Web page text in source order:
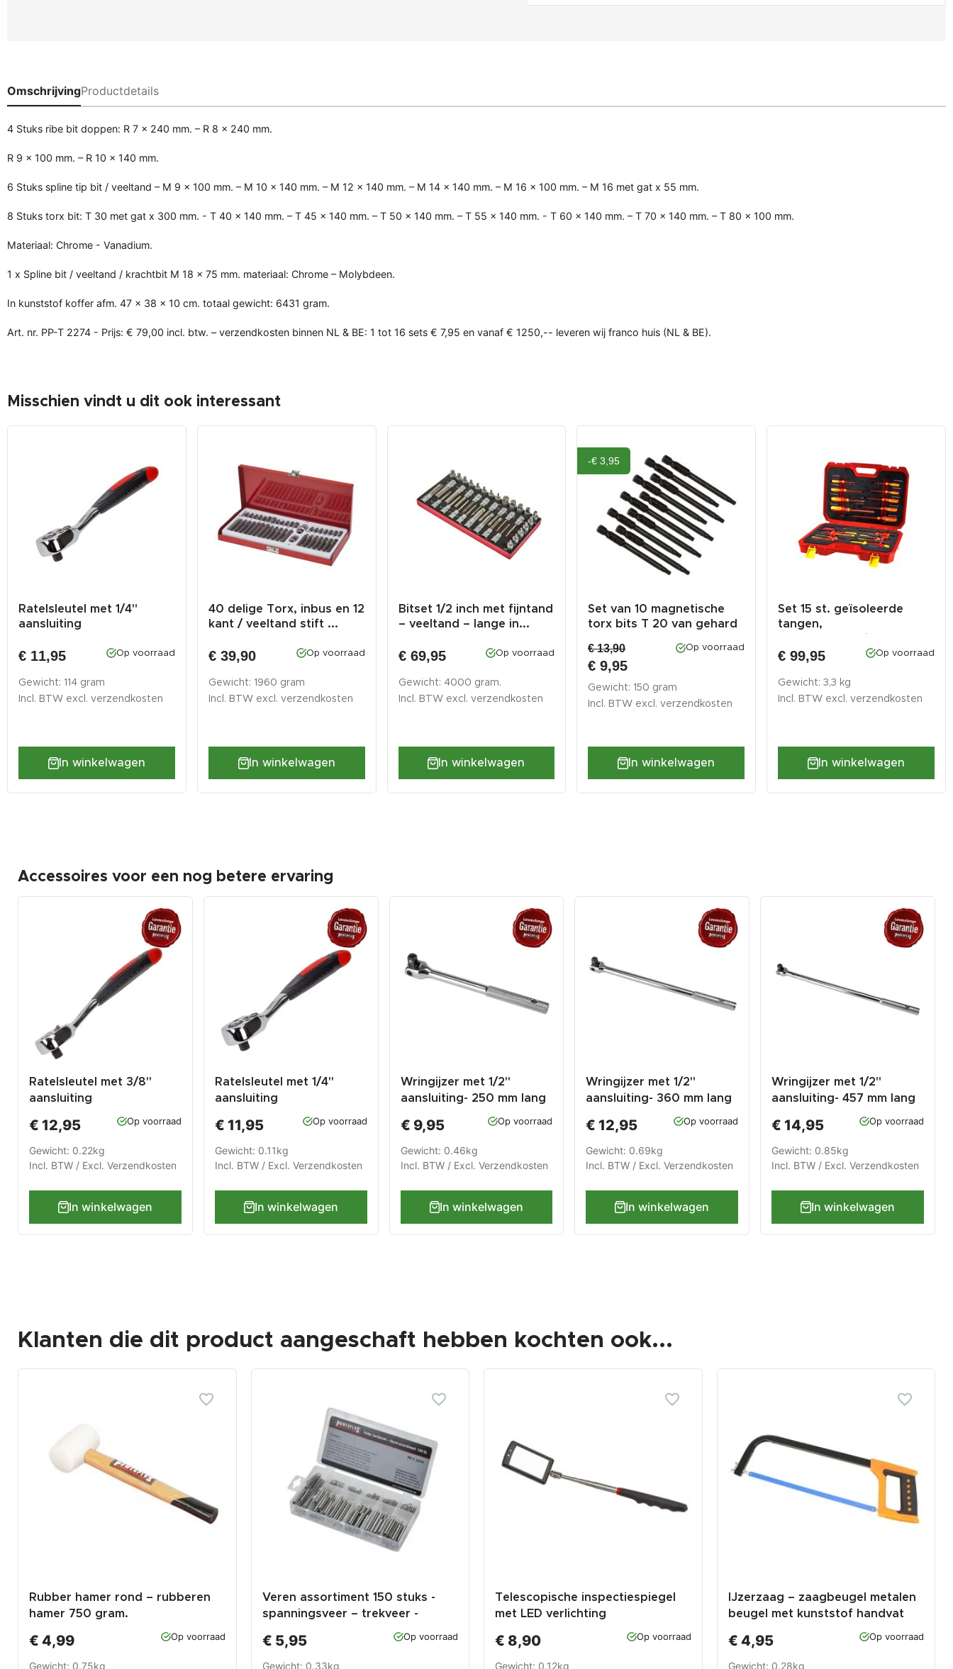
OmschrijvingProductdetails
4 Stuks ribe bit doppen: R 7 x 240 mm. – R 8 x 240 mm.
R 9 x 100 mm. – R 10 x 140 mm.
6 Stuks spline tip bit / veeltand – M 9 x 100 mm. – M 10 x 140 mm. – M 12 x 140 mm. – M 14 x 140 mm. – M 16 x 100 mm. – M 16 met gat x 55 mm.
8 Stuks torx bit: T 30 met gat x 300 mm. - T 40 x 140 mm. – T 45 x 140 mm. – T 50 x 140 mm. – T 55 x 140 mm. - T 60 x 140 mm. – T 70 x 140 mm. – T 80 x 100 mm.
Materiaal: Chrome - Vanadium.
1 x Spline bit / veeltand / krachtbit M 18 x 75 mm. materiaal: Chrome – Molybdeen.
In kunststof koffer afm. 47 x 38 x 10 cm. totaal gewicht: 6431 gram.
Art. nr. PP-T 2274 - Prijs: € 79,00 incl. btw. – verzendkosten binnen NL & BE: 1 tot 16 sets € 7,95 en vanaf € 1250,-- leveren wij franco huis (NL & BE).
Misschien vindt u dit ook interessant
Ratelsleutel met 1/4"
aansluiting
€ 11,95 Op voorraad
Gewicht: 114 gram
Incl. BTW excl. verzendkosten
In winkelwagen
40 delige Torx, inbus en 12
kant / veeltand stift ...
€ 39,90 Op voorraad
Gewicht: 1960 gram
Incl. BTW excl. verzendkosten
In winkelwagen
Bitset 1/2 inch met fijntand
– veeltand – lange in...
€ 69,95 Op voorraad
Gewicht: 4000 gram.
Incl. BTW excl. verzendkosten
In winkelwagen
-€ 3,95
Set van 10 magnetische
torx bits T 20 van gehard
€ 13,90
€ 9,95
Op voorraad
Gewicht: 150 gram
Incl. BTW excl.verzendkosten
In winkelwagen
Set 15 st. geïsoleerde
tangen,
€ 99,95 Op voorraad
Gewicht: 3,3 kg
Incl. BTW excl.verzendkosten
In winkelwagen
Accessoires voor een nog betere ervaring
Ratelsleutel met 3/8"
aansluiting
€ 12,95 Op voorraad
Gewicht: 0.22kg
Incl. BTW / Excl. Verzendkosten
In winkelwagen
Ratelsleutel met 1/4"
aansluiting
€ 11,95 Op voorraad
Gewicht: 0.11kg
Incl. BTW / Excl. Verzendkosten
In winkelwagen
Wringijzer met 1/2"
aansluiting- 250 mm lang
met levenslange garantie
€ 9,95 Op voorraad
Gewicht: 0.46kg
Incl. BTW / Excl. Verzendkosten
In winkelwagen
Wringijzer met 1/2"
aansluiting- 360 mm lang
met levenslange garantie
€ 12,95 Op voorraad
Gewicht: 0.69kg
Incl. BTW / Excl.Verzendkosten
In winkelwagen
Wringijzer met 1/2"
aansluiting- 457 mm lang
met levenslange garantie
€ 14,95 Op voorraad
Gewicht: 0.85kg
Incl. BTW / Excl.Verzendkosten
In winkelwagen
Klanten die dit product aangeschaft hebben kochten ook...
Rubber hamer rond – rubberen
hamer 750 gram.
€ 4,99 Op voorraad
Gewicht: 0.75kg
Veren assortiment 150 stuks -
spanningsveer – trekveer -
€ 5,95 Op voorraad
Gewicht: 0.33kg
Telescopische inspectiespiegel
met LED verlichting
€ 8,90 Op voorraad
Gewicht: 0.12kg
IJzerzaag – zaagbeugel metalen
beugel met kunststof handvat
€ 4,95 Op voorraad
Gewicht: 0.28kg